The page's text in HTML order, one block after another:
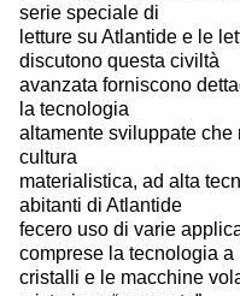
serie speciale di
letture su Atlantide e le
discutono questa civiltà
avanzata forniscono
la tecnologia
altamente sviluppate che
cultura
materialistica, ad alta
abitanti di Atlantide
fecero uso di varie
comprese la tecnologia a
cristalli e le macchine